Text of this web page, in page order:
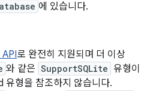
에 있습니다.
로 완전히 지원되며 더 이상
와 같은 SupportSQLite 유형이
유형을 참조하지 않습니다.